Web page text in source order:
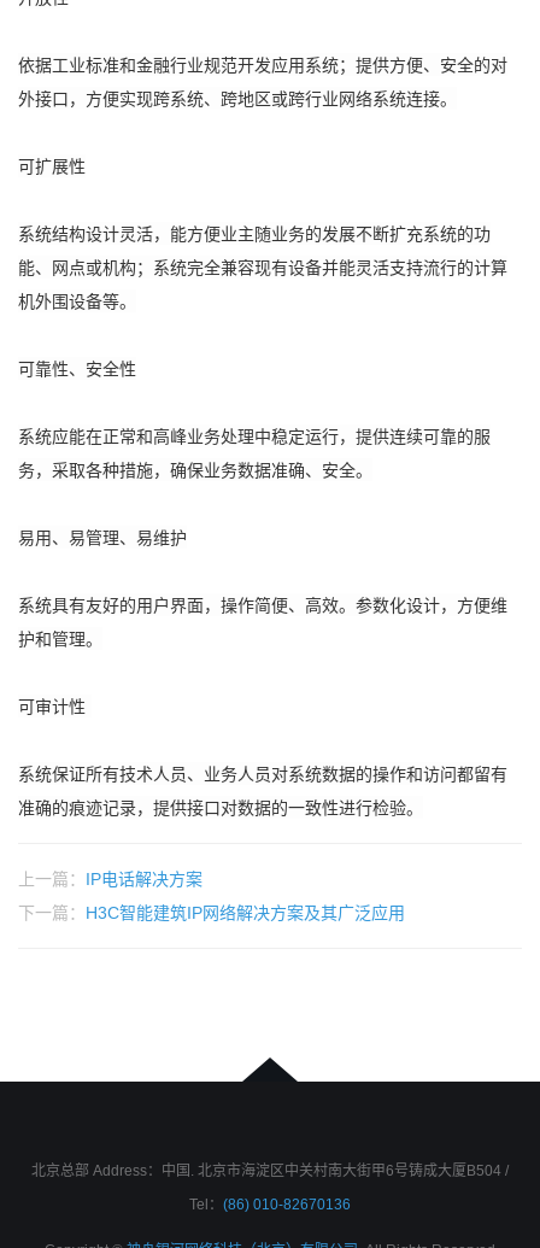
依据工业标准和金融行业规范开发应用系统；提供方便、安全的对
外接口，方便实现跨系统、跨地区或跨行业网络系统连接。
可扩展性
系统结构设计灵活，能方便业主随业务的发展不断扩充系统的功
能、网点或机构；系统完全兼容现有设备并能灵活支持流行的计算
机外围设备等。
可靠性、安全性
系统应能在正常和高峰业务处理中稳定运行，提供连续可靠的服
务，采取各种措施，确保业务数据准确、安全。
易用、易管理、易维护
系统具有友好的用户界面，操作简便、高效。参数化设计，方便维
护和管理。
可审计性
系统保证所有技术人员、业务人员对系统数据的操作和访问都留有
准确的痕迹记录，提供接口对数据的一致性进行检验。
上一篇： IP电话解决方案
下一篇： H3C智能建筑IP网络解决方案及其广泛应用
北京总部 Address：中国. 北京市海淀区中关村南大街甲6号铸成大厦B504 /
Tel： (86) 010-82670136